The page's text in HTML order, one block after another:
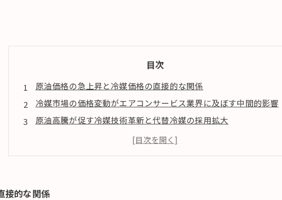
目次
原油価格の急上昇と冷媒価格の直接的な関係
冷媒市場の価格変動がエアコンサービス業界に及ぼす中間的影響
原油高騰が促す冷媒技術革新と代替冷媒の採用拡大
エネルギー資源の変動と世界市場におけるエアコン冷媒の価格動向
原油高騰時代における業界の未来展望と対応策
接的な関係